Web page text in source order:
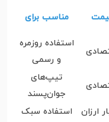
مناسب برای
استفاده روزمره
و رسمی
تیپ‌های
جوان‌پسند
ارزان استفاده سبک